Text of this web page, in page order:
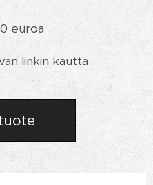
euroa
linkin kautta